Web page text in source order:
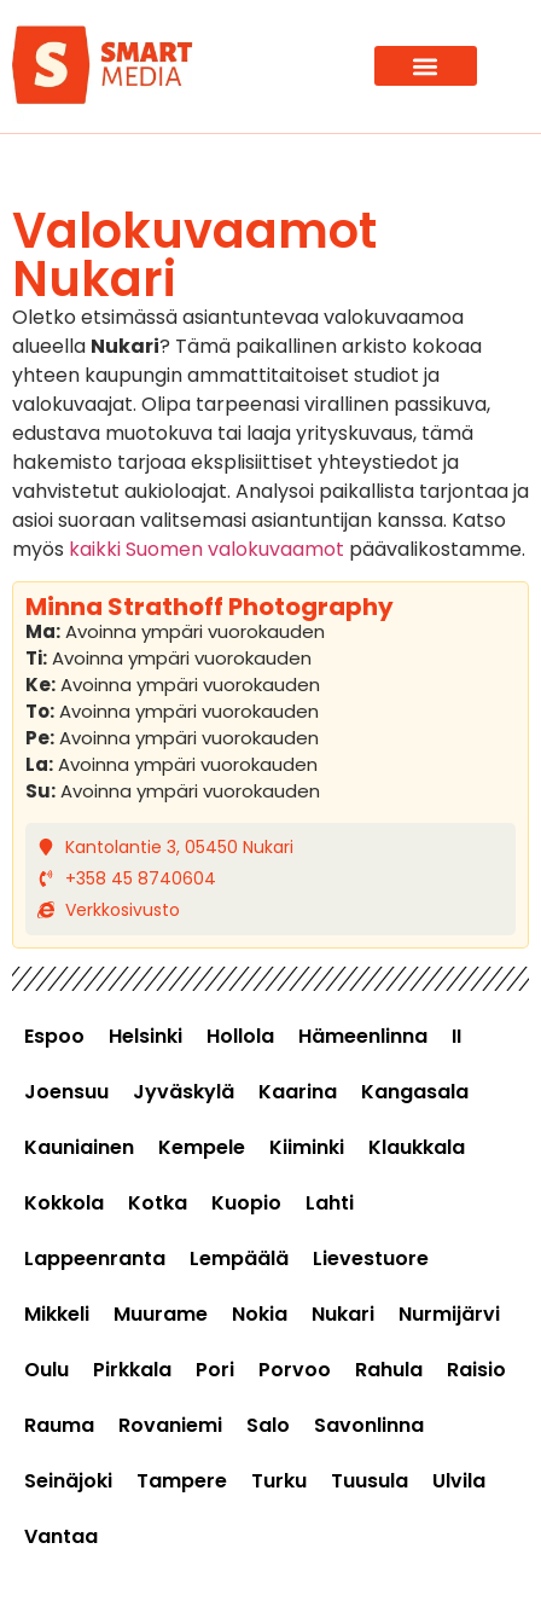
Valokuvaamot
Nukari
Oletko etsimässä asiantuntevaa valokuvaamoa
alueella Nukari? Tämä paikallinen arkisto kokoaa
yhteen kaupungin ammattitaitoiset studiot ja
valokuvaajat. Olipa tarpeenasi virallinen passikuva,
edustava muotokuva tai laaja yrityskuvaus, tämä
hakemisto tarjoaa eksplisiittiset yhteystiedot ja
vahvistetut aukioloajat. Analysoi paikallista tarjontaa ja
asioi suoraan valitsemasi asiantuntijan kanssa. Katso
myös kaikki Suomen valokuvaamot päävalikostamme.
Minna Strathoff Photography
Ma:Avoinna ympäri vuorokauden
Ti:Avoinna ympäri vuorokauden
Ke:Avoinna ympäri vuorokauden
To:Avoinna ympäri vuorokauden
Pe:Avoinna ympäri vuorokauden
La:Avoinna ympäri vuorokauden
Su:Avoinna ympäri vuorokauden
Kantolantie 3, 05450 Nukari
+358 45 8740604
Verkkosivusto
Espoo Helsinki Hollola Hämeenlinna
II
Joensuu
Jyväskylä Kaarina
Kangasala
Kauniainen
Kempele Kiiminki
Klaukkala
Kokkola
Kotka Kuopio
Lahti
Lappeenranta
Lempäälä
Lievestuore
Mikkeli
Muurame Nokia Nukari
Nurmijärvi
Oulu
Pirkkala Pori Porvoo Rahula
Raisio
Rauma
Rovaniemi Salo
Savonlinna
Seinäjoki
Tampere Turku Tuusula
Ulvila
Vantaa